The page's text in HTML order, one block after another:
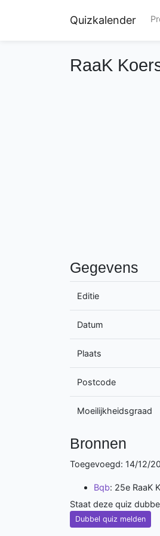
Quizkalender
RaaK
Gegevens
Editie
Datum
Plaats
Postcode
Moeilijkheidsgraad
Bronnen
Toegevoegd: 14/12/
Bqb: 25e RaaK
Staat deze quiz
Dubbel quiz melden